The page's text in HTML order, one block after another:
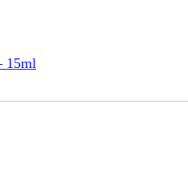
15ml